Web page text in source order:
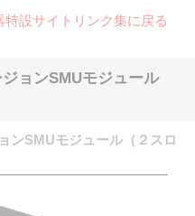
特設サイトリンク集に戻る
ョンSMUモジュール
ンSMUモジュール（２スロ